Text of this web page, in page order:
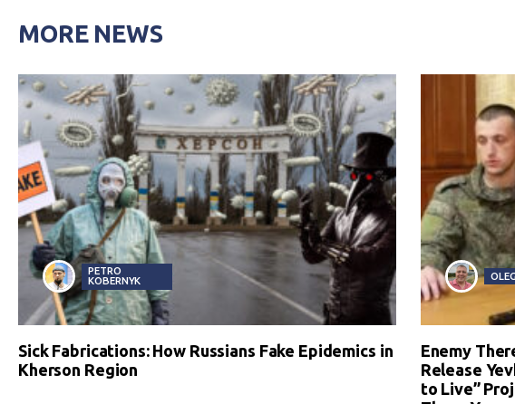
MORE NEWS
PETRO
KOBERNYK
Sick Fabrications: How Russians Fake Epidemics in
Kherson Region
Enemy
Release
to Live”